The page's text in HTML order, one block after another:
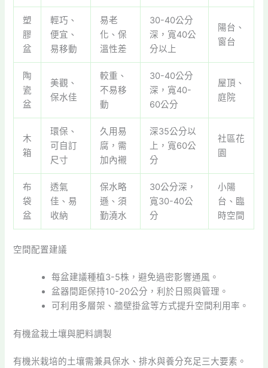
塑
膠
盆
輕巧、
便宜、
易移動
易老
化、保
溫性差
30-40公分
深，寬40公
分以上
陽台、
窗台
陶
瓷
盆
美觀、
保水佳
較重、
不易移
動
30-40公分
深，寬40-
60公分
屋頂、
庭院
木
箱
環保、
可自訂
尺寸
久用易
腐，需
加內襯
深35公分以
上，寬60公
分
社區花
園
布
袋
盆
透氣
佳、易
收納
保水略
遜、須
勤澆水
30公分深，
寬30-40公
分
小陽
台、臨
時空間
空間配置建議
每盆建議種植3-5株，避免過密影響通風。
盆器間距保持10-20公分，利於日照與管理。
可利用多層架、牆壁掛盆等方式提升空間利用率。
有機盆栽土壤與肥料調製
有機米栽培的土壤需兼具保水、排水與養分充足三大要素。